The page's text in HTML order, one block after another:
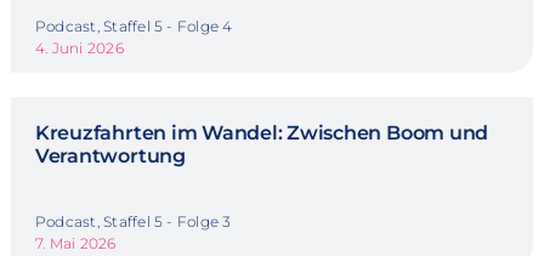
Podcast, Staffel 5 - Folge 4
4. Juni 2026
Kreuzfahrten im Wandel: Zwischen Boom und
Verantwortung
Podcast, Staffel 5 - Folge 3
7. Mai 2026